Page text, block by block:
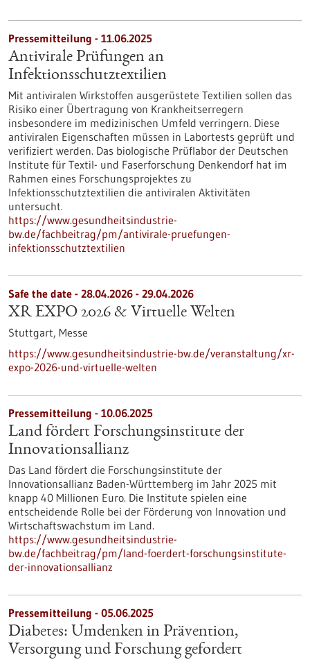
Pressemitteilung - 11.06.2025
Antivirale Prüfungen an
Infektionsschutztextilien
Mit antiviralen Wirkstoffen ausgerüstete Textilien sollen das
Risiko einer Übertragung von Krankheitserregern
insbesondere im medizinischen Umfeld verringern. Diese
antiviralen Eigenschaften müssen in Labortests geprüft und
verifiziert werden. Das biologische Prüflabor der Deutschen
Institute für Textil- und Faserforschung Denkendorf hat im
Rahmen eines Forschungsprojektes zu
Infektionsschutztextilien die antiviralen Aktivitäten
untersucht.
https://www.gesundheitsindustrie-
bw.de/fachbeitrag/pm/antivirale-pruefungen-
infektionsschutztextilien
Safe the date - 28.04.2026 - 29.04.2026
XR EXPO 2026 & Virtuelle Welten
Stuttgart, Messe
https://www.gesundheitsindustrie-bw.de/veranstaltung/xr-
expo-2026-und-virtuelle-welten
Pressemitteilung - 10.06.2025
Land fördert Forschungsinstitute der
Innovationsallianz
Das Land fördert die Forschungsinstitute der
Innovationsallianz Baden-Württemberg im Jahr 2025 mit
knapp 40 Millionen Euro. Die Institute spielen eine
entscheidende Rolle bei der Förderung von Innovation und
Wirtschaftswachstum im Land.
https://www.gesundheitsindustrie-
bw.de/fachbeitrag/pm/land-foerdert-forschungsinstitute-
der-innovationsallianz
Pressemitteilung - 05.06.2025
Diabetes: Umdenken in Prävention,
Versorgung und Forschung gefordert